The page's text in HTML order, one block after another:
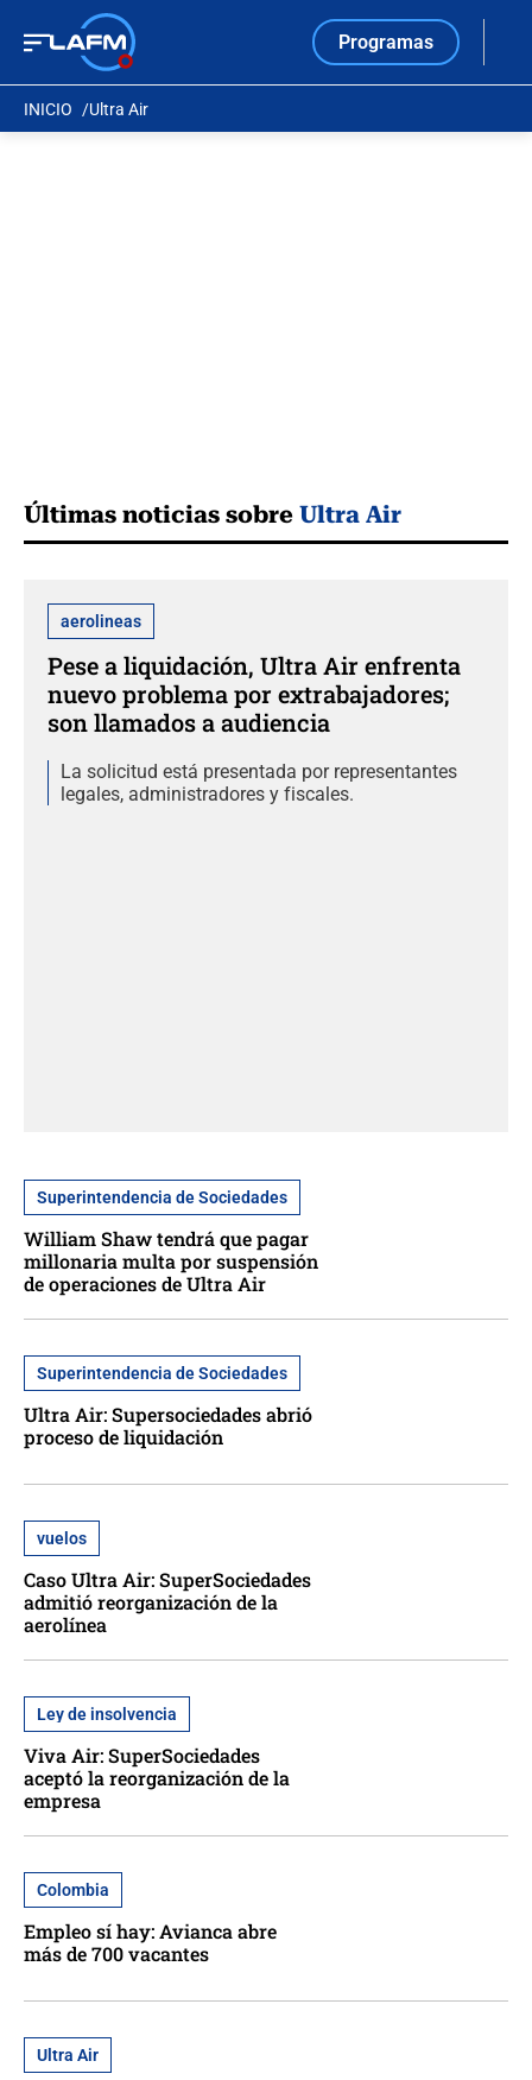
Programas
INICIO Ultra Air
Últimas noticias sobre Ultra Air
aerolineas
Pese a liquidación, Ultra Air enfrenta
nuevo problema por extrabajadores;
son llamados a audiencia
La solicitud está presentada por representantes
legales, administradores y fiscales.
Superintendencia de Sociedades
William Shaw tendrá que pagar
millonaria multa por suspensión
de operaciones de Ultra Air
Superintendencia de Sociedades
Ultra Air: Supersociedades abrió
proceso de liquidación
vuelos
Caso Ultra Air: SuperSociedades
admitió reorganización de la
aerolínea
Ley de insolvencia
Viva Air: SuperSociedades
aceptó la reorganización de la
empresa
Colombia
Empleo sí hay: Avianca abre
más de 700 vacantes
Ultra Air